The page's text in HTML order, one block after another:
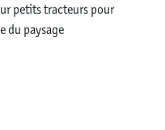
petits tracteurs pour
du paysage